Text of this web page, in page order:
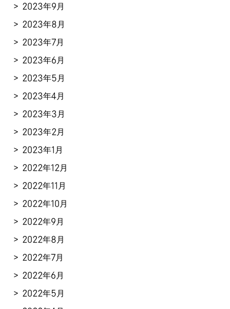
2023年9月
2023年8月
2023年7月
2023年6月
2023年5月
2023年4月
2023年3月
2023年2月
2023年1月
2022年12月
2022年11月
2022年10月
2022年9月
2022年8月
2022年7月
2022年6月
2022年5月